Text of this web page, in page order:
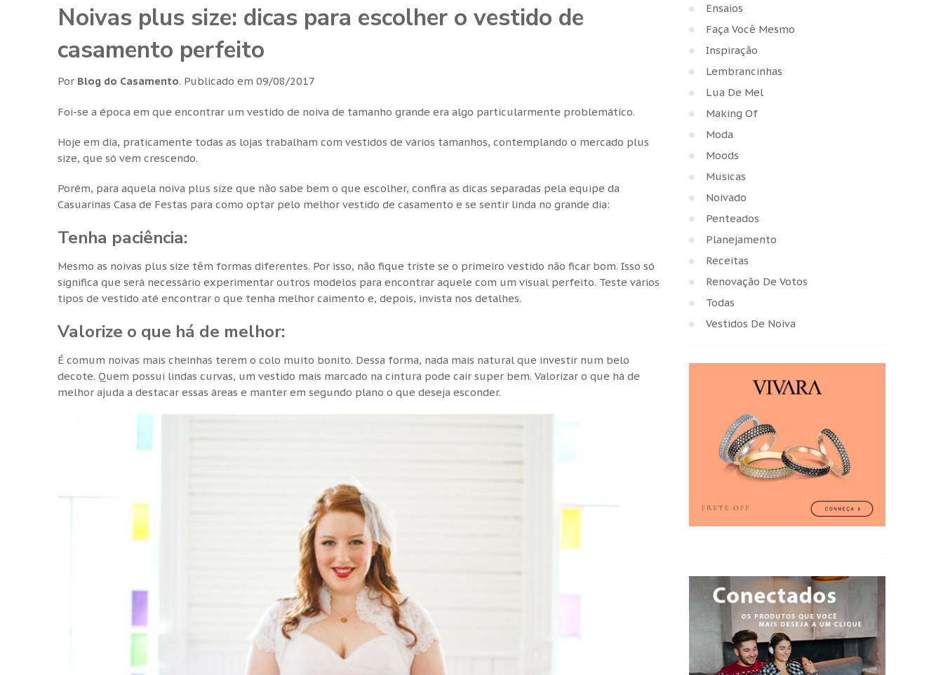
Noivas plus size: dicas para escolher o vestido de
casamento perfeito
Por Blog do Casamento. Publicado em 09/08/2017
Foi-se a época em que encontrar um vestido de noiva de tamanho grande era algo particularmente problemático.
Hoje em dia, praticamente todas as lojas trabalham com vestidos de vários tamanhos, contemplando o mercado plus
size, que só vem crescendo.
Porém, para aquela noiva plus size que não sabe bem o que escolher, confira as dicas separadas pela equipe da
Casuarinas Casa de Festas para como optar pelo melhor vestido de casamento e se sentir linda no grande dia:
Tenha paciência:
Mesmo as noivas plus size têm formas diferentes. Por isso, não fique triste se o primeiro vestido não ficar bom. Isso só
significa que será necessário experimentar outros modelos para encontrar aquele com um visual perfeito. Teste vários
tipos de vestido até encontrar o que tenha melhor caimento e, depois, invista nos detalhes.
Valorize o que há de melhor:
É comum noivas mais cheinhas terem o colo muito bonito. Dessa forma, nada mais natural que investir num belo
decote. Quem possui lindas curvas, um vestido mais marcado na cintura pode cair super bem. Valorizar o que há de
melhor ajuda a destacar essas áreas e manter em segundo plano o que deseja esconder.
Ensaios
Faça Você Mesmo
Inspiração
Lembrancinhas
Lua De Mel
Making Of
Moda
Moods
Musicas
Noivado
Penteados
Planejamento
Receitas
Renovação De Votos
Todas
Vestidos De Noiva